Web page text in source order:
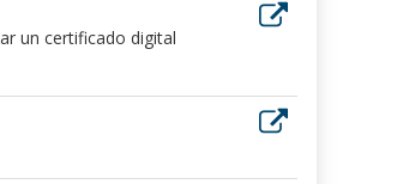
un certificado digital